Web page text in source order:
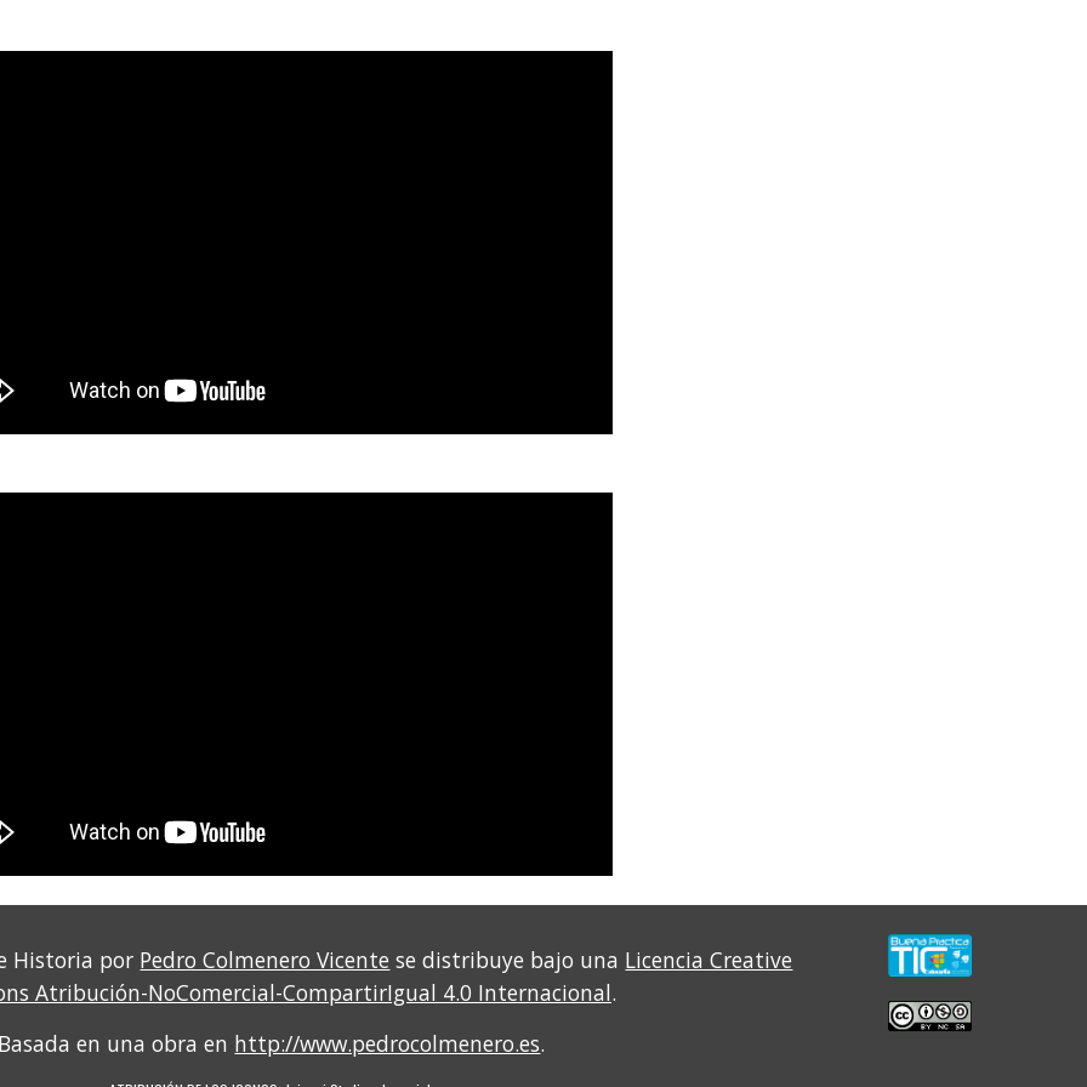
Historia por Pedro Colmenero Vicente se distribuye bajo una Licencia Creative
Atribución-NoComercial-CompartirIgual 4.0 Internacional.
en una obra en http://www.pedrocolmenero.es.